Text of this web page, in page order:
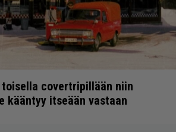
toisella covertripillään niin
kääntyy itseään vastaan